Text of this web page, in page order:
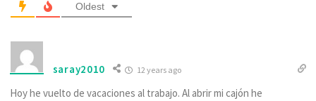
Oldest
saray2010 12 years ago
Hoy he vuelto de vacaciones al trabajo. Al abrir mi cajón he